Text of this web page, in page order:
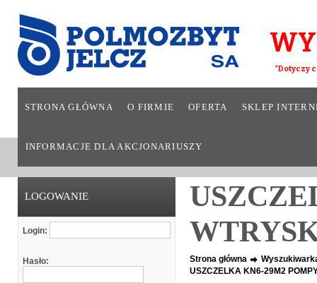
*Dotyczy
STRONA GŁÓWNA O FIRMIE OFERTA SKLEP
INFORMACJE DLA AKCJONARIUSZY
LOGOWANIE
Login:
Hasło: Strona główna
USZCZELKA KN6-29M2